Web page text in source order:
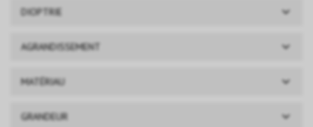
DIOPTRIE
AGRANDISSEMENT
MATÉRIAU
GRANDEUR